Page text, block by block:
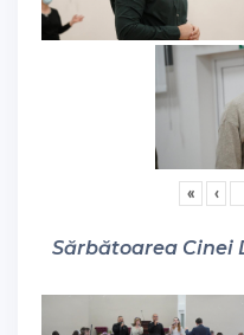
« ‹
Sărbătoarea Cinei